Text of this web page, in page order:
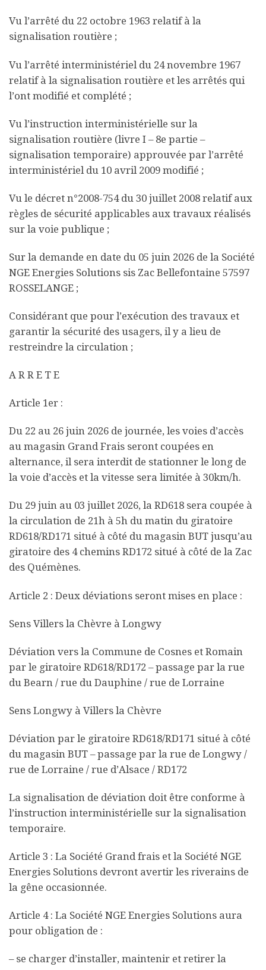
Vu l’arrêté du 22 octobre 1963 relatif à la
signalisation routière ;
Vu l’arrêté interministériel du 24 novembre 1967
relatif à la signalisation routière et les arrêtés qui
l’ont modifié et complété ;
Vu l’instruction interministérielle sur la
signalisation routière (livre I – 8e partie –
signalisation temporaire) approuvée par l’arrêté
interministériel du 10 avril 2009 modifié ;
Vu le décret n°2008-754 du 30 juillet 2008 relatif aux
règles de sécurité applicables aux travaux réalisés
sur la voie publique ;
Sur la demande en date du 05 juin 2026 de la Société
NGE Energies Solutions sis Zac Bellefontaine 57597
ROSSELANGE ;
Considérant que pour l’exécution des travaux et
garantir la sécurité des usagers, il y a lieu de
restreindre la circulation ;
A R R E T E
Article 1er :
Du 22 au 26 juin 2026 de journée, les voies d’accès
au magasin Grand Frais seront coupées en
alternance, il sera interdit de stationner le long de
la voie d’accès et la vitesse sera limitée à 30km/h.
Du 29 juin au 03 juillet 2026, la RD618 sera coupée à
la circulation de 21h à 5h du matin du giratoire
RD618/RD171 situé à côté du magasin BUT jusqu’au
giratoire des 4 chemins RD172 situé à côté de la Zac
des Quémènes.
Article 2 : Deux déviations seront mises en place :
Sens Villers la Chèvre à Longwy
Déviation vers la Commune de Cosnes et Romain
par le giratoire RD618/RD172 – passage par la rue
du Bearn / rue du Dauphine / rue de Lorraine
Sens Longwy à Villers la Chèvre
Déviation par le giratoire RD618/RD171 situé à côté
du magasin BUT – passage par la rue de Longwy /
rue de Lorraine / rue d’Alsace / RD172
La signalisation de déviation doit être conforme à
l’instruction interministérielle sur la signalisation
temporaire.
Article 3 : La Société Grand frais et la Société NGE
Energies Solutions devront avertir les riverains de
la gêne occasionnée.
Article 4 : La Société NGE Energies Solutions aura
pour obligation de :
– se charger d’installer, maintenir et retirer la